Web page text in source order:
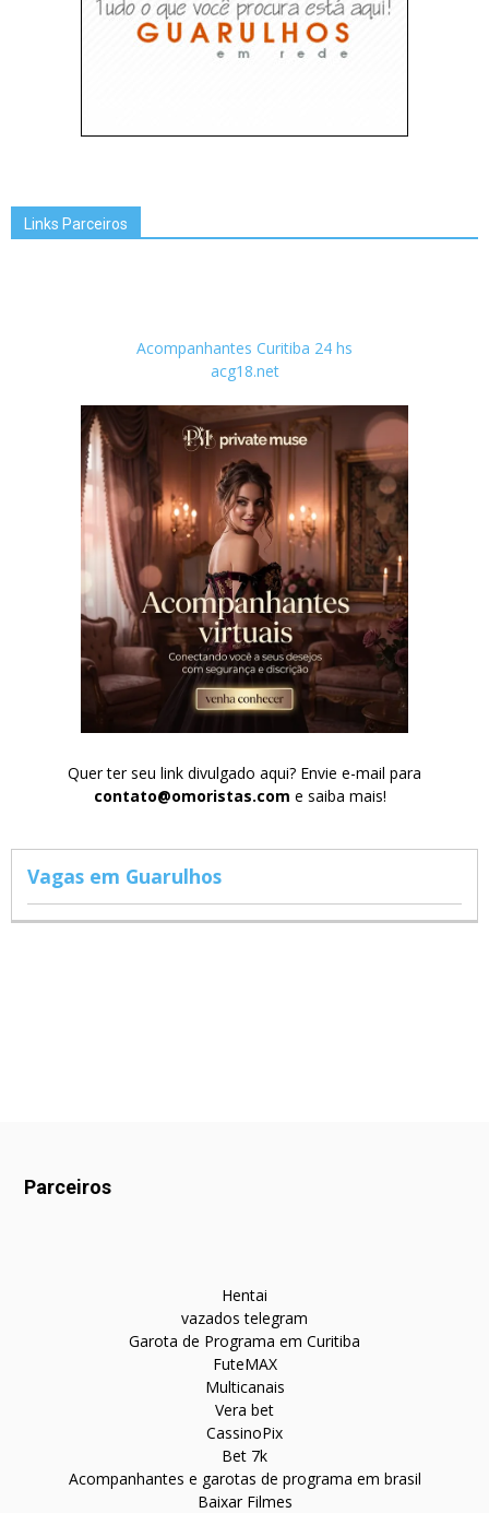
Links Parceiros
Acompanhantes Curitiba 24 hs
acg18.net
Quer ter seu link divulgado aqui? Envie e-mail para
contato@omoristas.com e saiba mais!
Vagas em Guarulhos
Parceiros
Hentai
vazados telegram
Garota de Programa em Curitiba
FuteMAX
Multicanais
Vera bet
CassinoPix
Bet 7k
Acompanhantes e garotas de programa em brasil
Baixar Filmes